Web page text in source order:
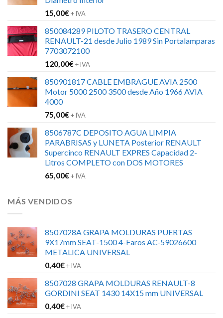
15,00€+ IVA
850084289 PILOTO TRASERO CENTRAL
RENAULT-21 desde Julio 1989 Sin Portalamparas
7703072100
120,00€+ IVA
850901817 CABLE EMBRAGUE AVIA 2500
Motor 5000 2500 3500 desde Año 1966 AVIA
4000
75,00€+ IVA
8506787C DEPOSITO AGUA LIMPIA
PARABRISAS y LUNETA Posterior RENAULT
Supercinco RENAULT EXPRES Capacidad 2-
Litros COMPLETO con DOS MOTORES
65,00€+ IVA
MÁS VENDIDOS
8507028A GRAPA MOLDURAS PUERTAS
9X17mm SEAT-1500 4-Faros AC-59026600
METALICA UNIVERSAL
0,40€+ IVA
8507028 GRAPA MOLDURAS RENAULT-8
GORDINI SEAT 1430 14X15 mm UNIVERSAL
0,40€+ IVA